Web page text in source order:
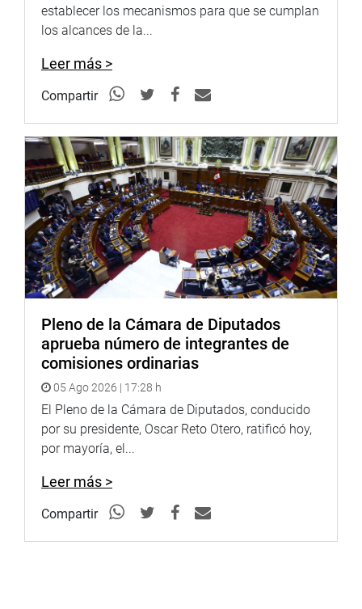
Representantes de un sector de propietarios, entre ellos,
medidas alternativas a la afectación de terrenos, como
construir la vía subterránea.
OFICINA DE COMUNICACIONES E IMAGEN
INSTITUCIONAL
establecer los mecanismos para que se cumplan
los alcances de la...
Leer más >
Compartir
Pleno de la Cámara de Diputados
aprueba número de integrantes de
comisiones ordinarias
05 Ago 2026 | 17:28 h
El Pleno de la Cámara de Diputados, conducido
por su presidente, Oscar Reto Otero, ratificó hoy,
por mayoría, el...
Leer más >
Compartir